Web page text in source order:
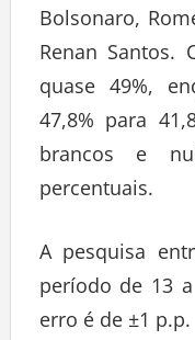
Bolsonaro,
Renan Santos.
quase 49%,
47,8% para
brancos e
percentuais.
A pesquisa
período de 13
erro é de ±1 p.p.